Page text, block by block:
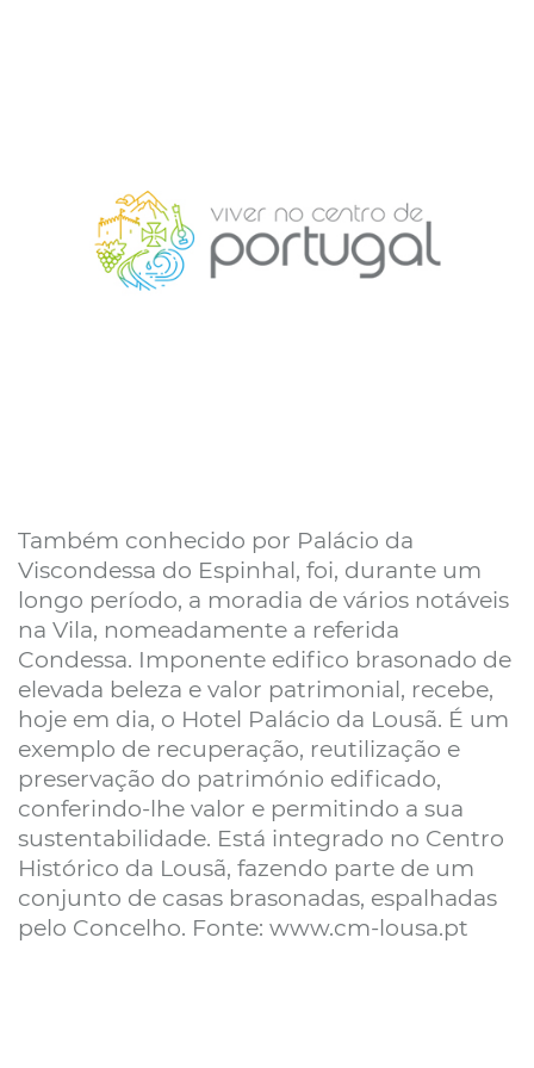
Também conhecido por Palácio da
Viscondessa do Espinhal, foi, durante um
longo período, a moradia de vários notáveis
na Vila, nomeadamente a referida
Condessa. Imponente edifico brasonado de
elevada beleza e valor patrimonial, recebe,
hoje em dia, o Hotel Palácio da Lousã. É um
exemplo de recuperação, reutilização e
preservação do património edificado,
conferindo-lhe valor e permitindo a sua
sustentabilidade. Está integrado no Centro
Histórico da Lousã, fazendo parte de um
conjunto de casas brasonadas, espalhadas
pelo Concelho. Fonte: www.cm-lousa.pt